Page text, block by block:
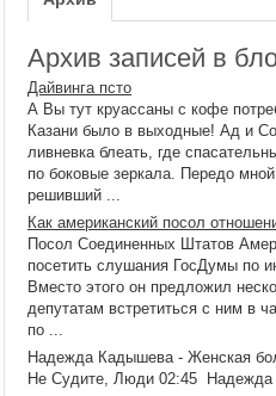
Архив записей в
Дайвинга псто
А Вы тут круассаны с кофе
Казани было в выходные! Ад и
ливневка блеать, где
по боковые зеркала. Передо
решивший ...
Как американский посол
Посол Соединенных Штатов
посетить слушания ГосДумы по
Вместо этого он предложил
депутатам встретиться с ним в
по ...
Надежда Кадышева - Женская
Не Судите, Люди 02:45